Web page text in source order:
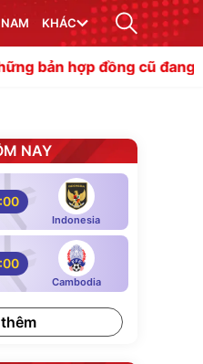
KHÁC
cũ đang kìm hãm Man
NAY
Indonesia
Cambodia